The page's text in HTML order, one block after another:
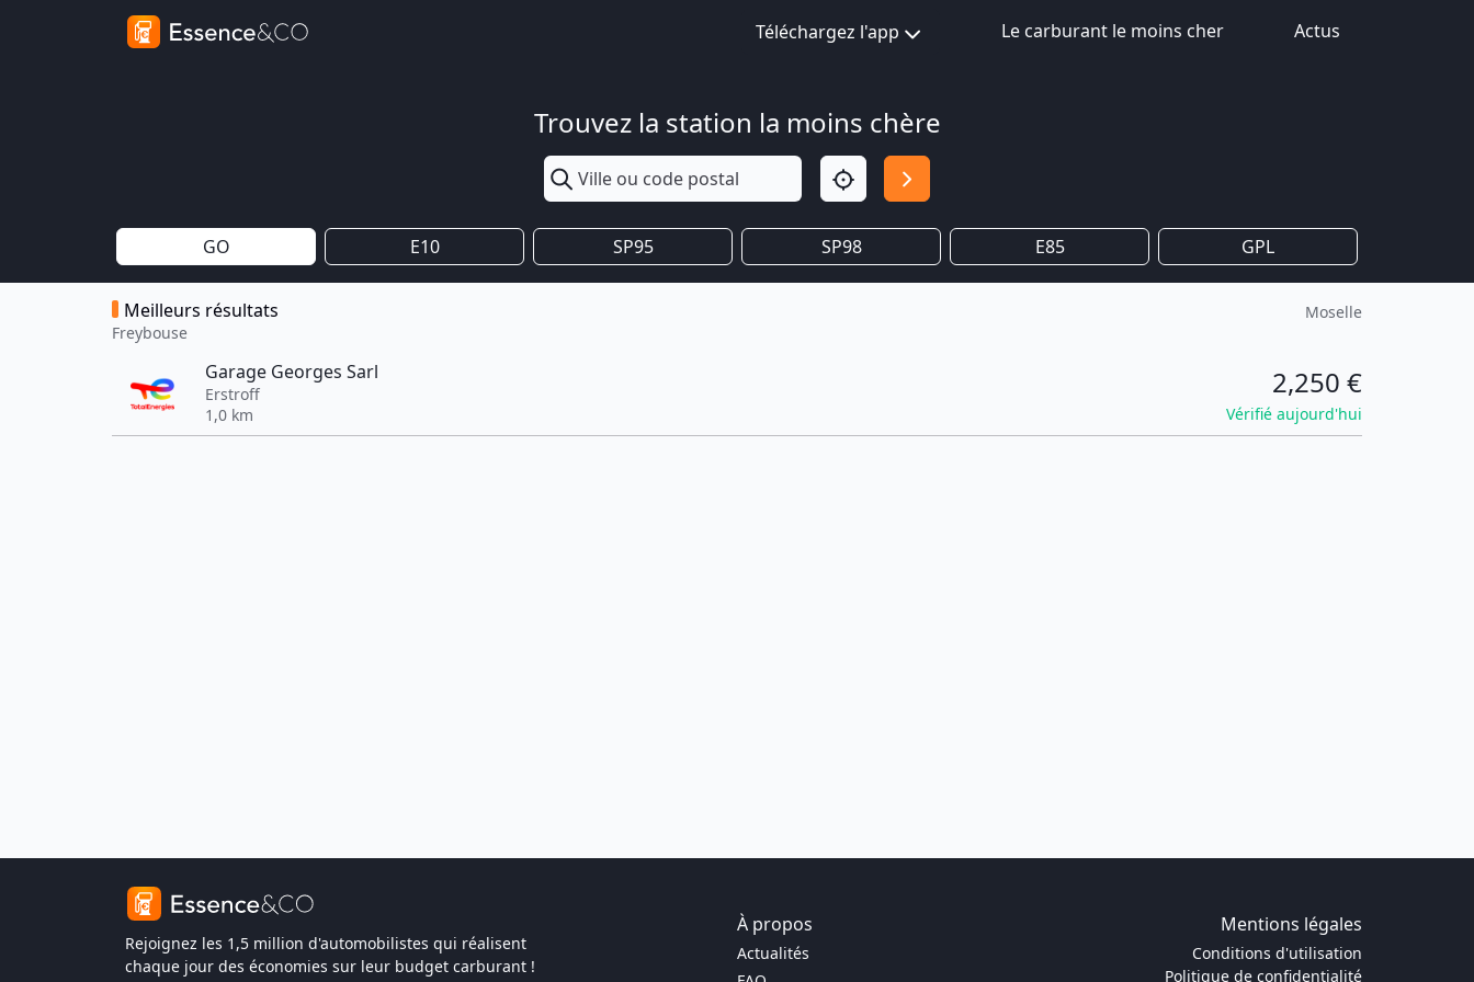
Téléchargez l'app Le carburant le moins cher Actus
Trouvez la station la moins chère
GO E10 SP95 SP98 E85 GPL
Meilleurs résultats
Freybouse
Moselle
Garage Georges Sarl
Erstroff
1,0 km
2,250 €
Vérifié aujourd'hui
Rejoignez les 1,5 million d'automobilistes qui réalisent
chaque jour des économies sur leur budget carburant !
À propos Mentions légales
Actualités
Conditions d'utilisation
Politique de confidentialité